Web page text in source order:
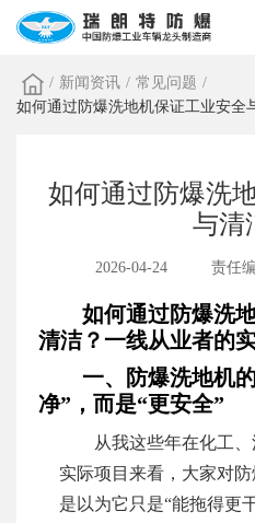
/ 新闻资讯 / 常见问题 /
如何通过防爆洗地机保证工业安全
如何通过防爆洗
与清
2026-04-24 责任
如何通过防爆洗
清洁？一线从业者的
一、防爆洗地机
净”，而是“更安全”
从我这些年在化工
实际项目来看，大家对
是以为它只是“能拖得更